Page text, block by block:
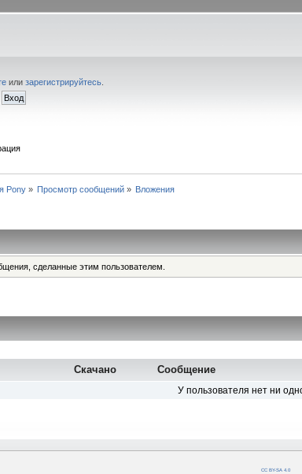
илизарегистрируйтесь
Pony» Просмотр сообщений » Вложения
сделанные этим пользователем.
Скачано Сообщение
У пользователя нет ни
CC BY-SA 4.0